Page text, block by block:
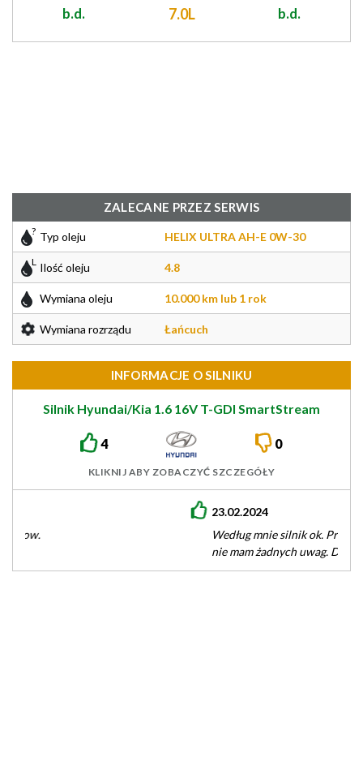
b.d. 7.0L b.d.
ZALECANE PRZEZ SERWIS
Typ oleju HELIX ULTRA AH-E 0W-30
Ilość oleju 4.8
Wymiana oleju 10.000 km lub 1 rok
Wymiana rozrządu Łańcuch
INFORMACJE O SILNIKU
Silnik Hyundai/Kia 1.6 16V T-GDI SmartStream
199/204KM G4FP
4
0
KLIKNIJ ABY ZOBACZYĆ SZCZEGÓŁY
Według mnie silnik ok. Przejechane dopiero 16tys. natomiast
nie mam żadnych uwag. Dobra kultura pracy, duża dynamika.
Droga do pracy…